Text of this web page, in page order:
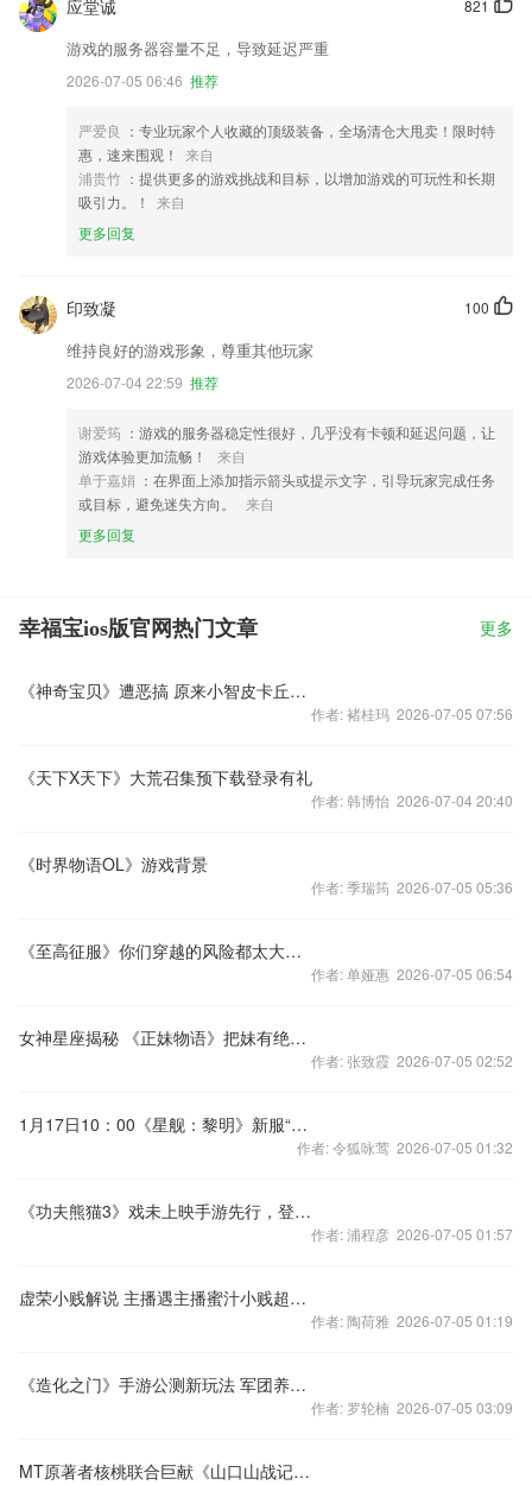
821
应堂诚
游戏的服务器容量不足，导致延迟严重
2026-07-05 06:46 推荐
严爱良 ：专业玩家个人收藏的顶级装备，全场清仓大甩卖！限时特
惠，速来围观！
来自
浦贵竹 ：提供更多的游戏挑战和目标，以增加游戏的可玩性和长期
吸引力。！
来自
更多回复
100
印致凝
维持良好的游戏形象，尊重其他玩家
2026-07-04 22:59 推荐
谢爱筠 ：游戏的服务器稳定性很好，几乎没有卡顿和延迟问题，让
游戏体验更加流畅！
来自
单于嘉娟 ：在界面上添加指示箭头或提示文字，引导玩家完成任务
或目标，避免迷失方向。
来自
更多回复
幸福宝ios版官网热门文章 更多
《神奇宝贝》遭恶搞 原来小智皮卡丘这么污
作者: 褚桂玛 2026-07-05 07:56
《天下X天下》大荒召集预下载登录有礼
作者: 韩博怡 2026-07-04 20:40
《时界物语OL》游戏背景
作者: 季瑞筠 2026-07-05 05:36
《至高征服》你们穿越的风险都太大！看我的~
作者: 单娅惠 2026-07-05 06:54
女神星座揭秘 《正妹物语》把妹有绝招！
作者: 张致霞 2026-07-05 02:52
1月17日10：00《星舰：黎明》新服“太空制霸”
作者: 令狐咏莺 2026-07-05 01:32
《功夫熊猫3》戏未上映手游先行，登陆充值送实物
作者: 浦程彦 2026-07-05 01:57
虚荣小贱解说 主播遇主播蜜汁小贱超神鬼剑
作者: 陶荷雅 2026-07-05 01:19
《造化之门》手游公测新玩法 军团养龙揭秘
作者: 罗轮楠 2026-07-05 03:09
MT原著者核桃联合巨献《山口山战记》2月底IOS正式上线